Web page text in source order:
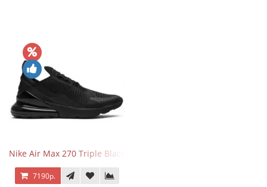
Nike Air Max 270 Triple Black
7190р.